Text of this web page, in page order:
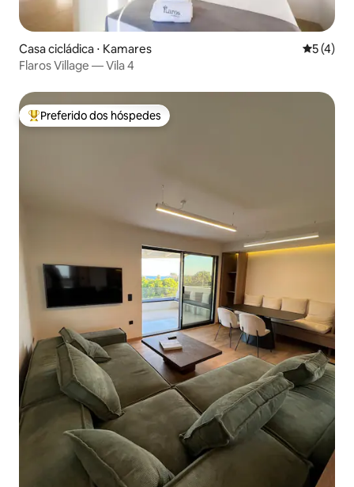
Casa cicládica ⋅ Kamares 5 de
5 (4)
Flaros Village — Vila 4
Entre os melhores preferidos dos hóspedes
Preferido dos hóspedes